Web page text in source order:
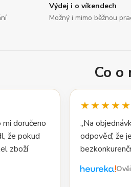
Výdej i o víkendech
Možný i mimo běžnou
Co o
doručeno
že pokud
zboží
★★★★★
„Na
odpověď, že